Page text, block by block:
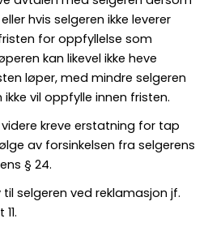
hvis selgeren ikke leverer
for oppfyllelse som
kan likevel ikke heve
løper, med mindre selgeren
vil oppfylle innen fristen.
kreve erstatning for tap
av forsinkelsen fra selgerens
§ 24.
selgeren ved reklamasjon jf.